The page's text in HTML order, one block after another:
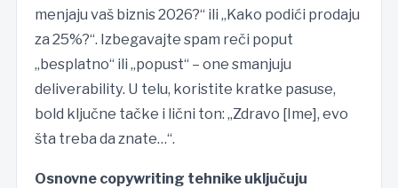
menjaju vaš biznis 2026?“ ili „Kako podići prodaju
za 25%?“. Izbegavajte spam reči poput
„besplatno“ ili „popust“ – one smanjuju
deliverability. U telu, koristite kratke pasuse,
bold ključne tačke i lični ton: „Zdravo [Ime], evo
šta treba da znate…“.
Osnovne copywriting tehnike uključuju